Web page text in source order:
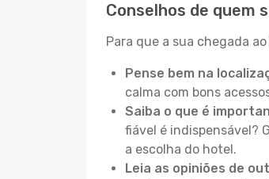
Conselhos de quem
Para que a sua chegada
Pense bem na
calma com bons
Saiba o que é
fiável é indispensável?
a escolha do hotel.
Leia as opiniões de